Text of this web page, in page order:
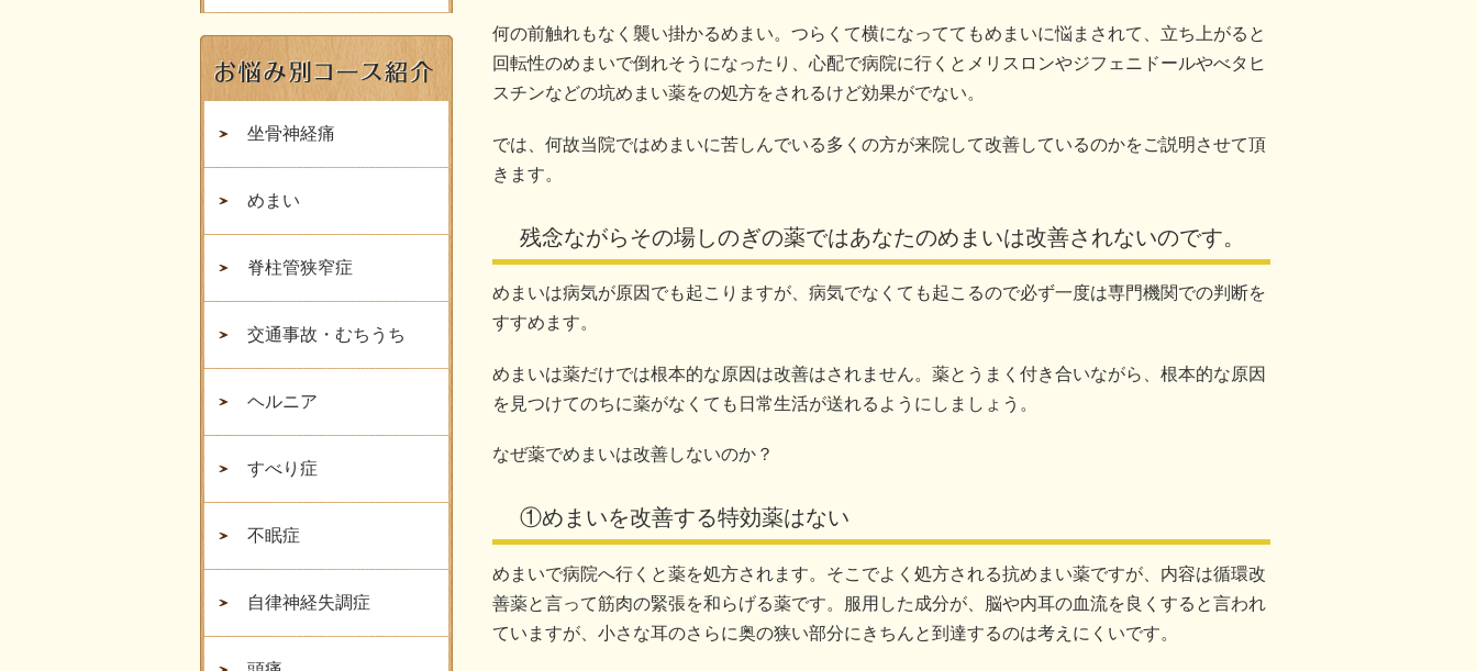
坐骨神経痛
めまい
脊柱管狭窄症
交通事故・むちうち
ヘルニア
すべり症
不眠症
自律神経失調症
何の前触れもなく襲い掛かるめまい。つらくて横になっててもめまいに悩まされて、立ち上がると
回転性のめまいで倒れそうになったり、心配で病院に行くとメリスロンやジフェニドールやべタヒ
スチンなどの坑めまい薬をの処方をされるけど効果がでない。
では、何故当院ではめまいに苦しんでいる多くの方が来院して改善しているのかをご説明させて頂
きます。
残念ながらその場しのぎの薬ではあなたのめまいは改善されないのです。
めまいは病気が原因でも起こりますが、病気でなくても起こるので必ず一度は専門機関での判断を
すすめます。
めまいは薬だけでは根本的な原因は改善はされません。薬とうまく付き合いながら、根本的な原因
を見つけてのちに薬がなくても日常生活が送れるようにしましょう。
なぜ薬でめまいは改善しないのか？
①めまいを改善する特効薬はない
めまいで病院へ行くと薬を処方されます。そこでよく処方される抗めまい薬ですが、内容は循環改
善薬と言って筋肉の緊張を和らげる薬です。服用した成分が、脳や内耳の血流を良くすると言われ
ていますが、小さな耳のさらに奥の狭い部分にきちんと到達するのは考えにくいです。